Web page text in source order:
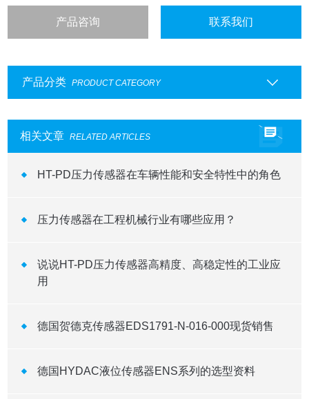
产品咨询 联系我们
产品分类 PRODUCT CATEGORY
相关文章 RELATED ARTICLES
HT-PD压力传感器在车辆性能和安全特性中的角色
压力传感器在工程机械行业有哪些应用？
说说HT-PD压力传感器高精度、高稳定性的工业应
用
德国贺德克传感器EDS1791-N-016-000现货销售
德国HYDAC液位传感器ENS系列的选型资料